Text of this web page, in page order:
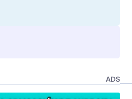
ADS